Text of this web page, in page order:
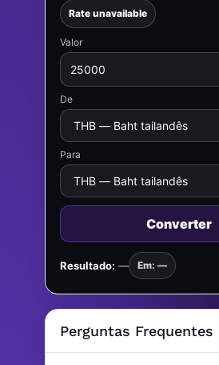
Rate unavailable
Valor
De
Para
Converter
Resultado: — Em: —
Perguntas Frequentes